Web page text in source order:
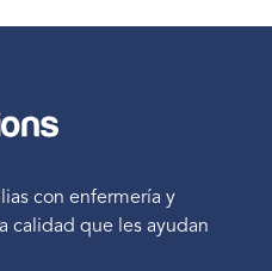
con enfermería y
calidad que les ayudan